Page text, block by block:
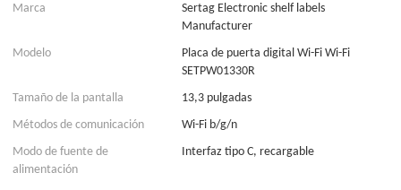
Marca
Sertag Electronic shelf labels
Manufacturer
Modelo
Placa de puerta digital Wi-Fi Wi-Fi
SETPW01330R
Tamaño de la pantalla
13,3 pulgadas
Métodos de comunicación
Wi-Fi b/g/n
Modo de fuente de
alimentación
Interfaz tipo C, recargable